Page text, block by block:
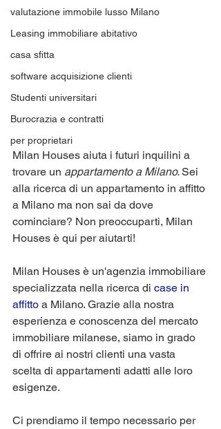
valutazione immobile lusso Milano
Leasing immobiliare abitativo
casa sfitta
software acquisizione clienti
Studenti universitari
Burocrazia e contratti
per proprietari
Milan Houses aiuta i futuri inquilini a
trovare un appartamento a Milano. Sei
alla ricerca di un appartamento in affitto
a Milano ma non sai da dove
cominciare? Non preoccuparti, Milan
Houses è qui per aiutarti!
Milan Houses è un'agenzia immobiliare
specializzata nella ricerca di case in
affitto a Milano. Grazie alla nostra
esperienza e conoscenza del mercato
immobiliare milanese, siamo in grado
di offrire ai nostri clienti una vasta
scelta di appartamenti adatti alle loro
esigenze.
Ci prendiamo il tempo necessario per